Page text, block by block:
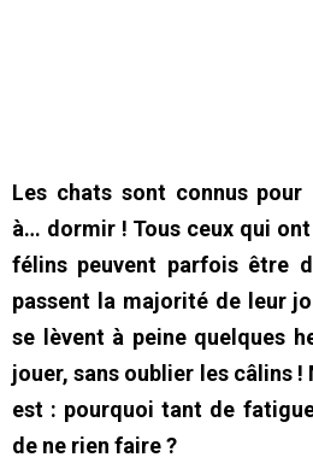
Les chats sont connus
à… dormir ! Tous ceux qui
félins peuvent parfois être
passent la majorité de leur
se lèvent à peine quelques
jouer, sans oublier les câlins
est : pourquoi tant de
de ne rien faire ?